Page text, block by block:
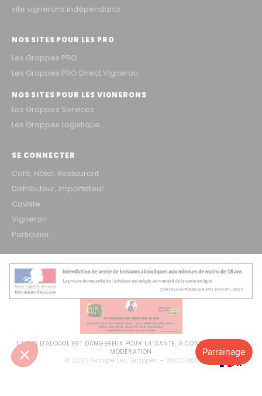
site vignerons indépendants
NOS SITES POUR LES PRO
Les Grappes PRO
Les Grappes PRO Direct Vigneron
NOS SITES POUR LES VIGNERONS
Les Grappes Services
Les Grappes Logistique
SE CONNECTER
Café, Hôtel, Restaurant
Distributeur, Importateur
Caviste
Vigneron
Particulier
L'ABUS D'ALCOOL EST DANGEREUX POUR LA SANTÉ, À CONSOMMER AVEC
MODÉRATION
© 2026 Groupe Les Grappes – VINOSAKA FR